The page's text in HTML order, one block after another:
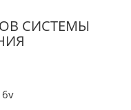
СИСТЕМЫ